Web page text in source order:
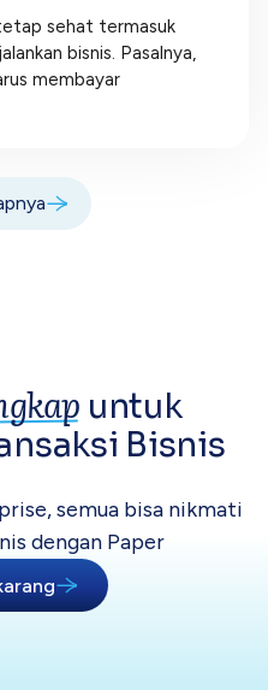
sehat termasuk
bisnis. Pasalnya,
membayar
untuk
Bisnis
semua bisa nikmati
dengan Paper